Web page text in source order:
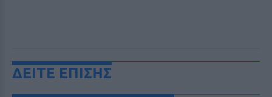
ΔΕΙΤΕ ΕΠΙΣΗΣ